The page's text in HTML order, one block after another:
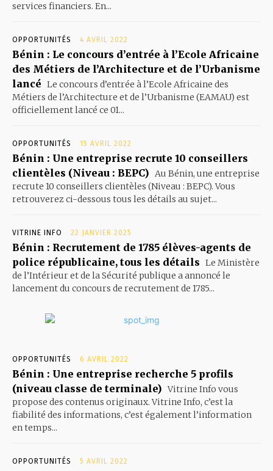
services financiers. En...
OPPORTUNITÉS 4 AVRIL 2022
Bénin : Le concours d’entrée à l’Ecole Africaine
des Métiers de l’Architecture et de l’Urbanisme
lancé Le concours d’entrée à l’Ecole Africaine des
Métiers de l’Architecture et de l’Urbanisme (EAMAU) est
officiellement lancé ce 01...
OPPORTUNITÉS 15 AVRIL 2022
Bénin : Une entreprise recrute 10 conseillers
clientèles (Niveau : BEPC) Au Bénin, une entreprise
recrute 10 conseillers clientèles (Niveau : BEPC). Vous
retrouverez ci-dessous tous les détails au sujet...
VITRINE INFO 22 JANVIER 2025
Bénin : Recrutement de 1785 élèves-agents de
police républicaine, tous les détails Le Ministère
de l’Intérieur et de la Sécurité publique a annoncé le
lancement du concours de recrutement de 1785...
OPPORTUNITÉS 6 AVRIL 2022
Bénin : Une entreprise recherche 5 profils
(niveau classe de terminale) Vitrine Info vous
propose des contenus originaux. Vitrine Info, c’est la
fiabilité des informations, c’est également l’information
en temps...
OPPORTUNITÉS 5 AVRIL 2022